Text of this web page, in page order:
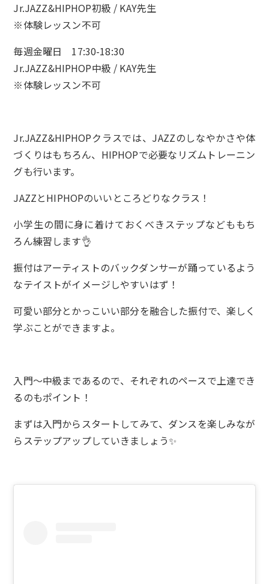
Jr.JAZZ&HIPHOP初級 / KAY先生
※体験レッスン不可
毎週金曜日 17:30-18:30
Jr.JAZZ&HIPHOP中級 / KAY先生
※体験レッスン不可
Jr.JAZZ&HIPHOPクラスでは、JAZZのしなやかさや体
づくりはもちろん、HIPHOPで必要なリズムトレーニン
グも行います。
JAZZとHIPHOPのいいところどりなクラス！
小学生の間に身に着けておくべきステップなどももち
ろん練習します👌
振付はアーティストのバックダンサーが踊っているよう
なテイストがイメージしやすいはず！
可愛い部分とかっこいい部分を融合した振付で、楽しく
学ぶことができますよ。
入門～中級まであるので、それぞれのペースで上達でき
るのもポイント！
まずは入門からスタートしてみて、ダンスを楽しみなが
らステップアップしていきましょう✨